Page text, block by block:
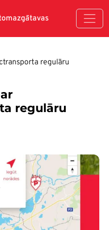
regulāru
regulāru